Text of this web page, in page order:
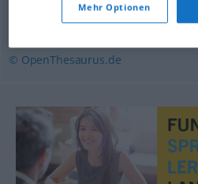
befassen (mit),angehen,
© OpenThesaurus.de
Mehr Optionen